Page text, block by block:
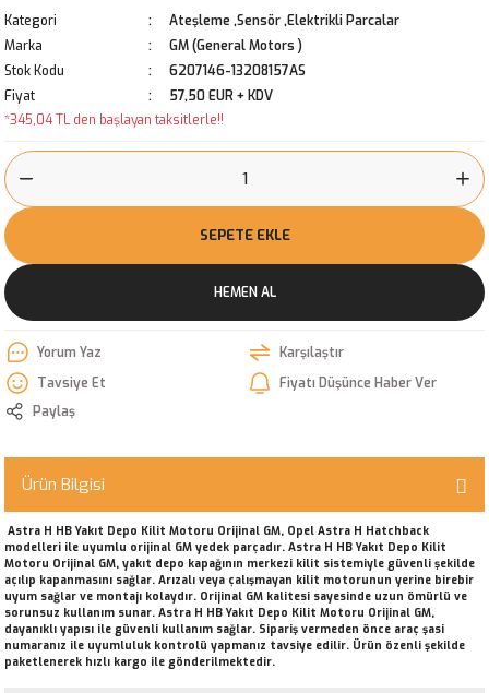
Kategori
Ateşleme ,Sensör ,Elektrikli Parcalar
Marka
GM (General Motors )
Stok Kodu
6207146-13208157AS
Fiyat
57,50 EUR + KDV
*345,04 TL den başlayan taksitlerle!!
SEPETE EKLE
HEMEN AL
Yorum Yaz
Karşılaştır
Tavsiye Et
Fiyatı Düşünce Haber Ver
Paylaş
Ürün Bilgisi
Astra H HB Yakıt Depo Kilit Motoru Orijinal GM, Opel Astra H Hatchback
modelleri ile uyumlu orijinal GM yedek parçadır. Astra H HB Yakıt Depo Kilit
Motoru Orijinal GM, yakıt depo kapağının merkezi kilit sistemiyle güvenli şekilde
açılıp kapanmasını sağlar. Arızalı veya çalışmayan kilit motorunun yerine birebir
uyum sağlar ve montajı kolaydır. Orijinal GM kalitesi sayesinde uzun ömürlü ve
sorunsuz kullanım sunar. Astra H HB Yakıt Depo Kilit Motoru Orijinal GM,
dayanıklı yapısı ile güvenli kullanım sağlar. Sipariş vermeden önce araç şasi
numaranız ile uyumluluk kontrolü yapmanız tavsiye edilir. Ürün özenli şekilde
paketlenerek hızlı kargo ile gönderilmektedir.